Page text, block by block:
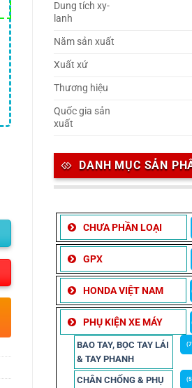
Dung tích xy-
lanh
Năm sản xuất
Xuất xứ
Thương hiệu
Quốc gia sản
xuất
DANH MỤC SẢN
CHƯA PHẦN LOẠI
GPX
HONDA VIỆT NAM
PHỤ KIỆN XE MÁY
BAO TAY, BỌC TAY LÁI
& TAY PHANH
CHÂN CHỐNG & PHỤ